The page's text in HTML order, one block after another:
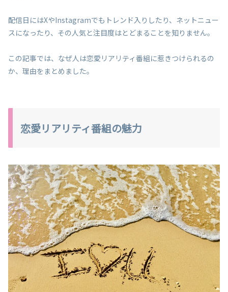
配信日にはXやInstagramでもトレンド入りしたり、ネットニュー
スになったり、その人気と注目度はとどまることを知りません。
この記事では、なぜ人は恋愛リアリティ番組に惹きつけられるの
か、理由をまとめました。
恋愛リアリティ番組の魅力